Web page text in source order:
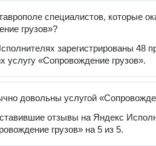
специалистов, которые
грузов»?
зарегистрированы 48
услугу «Сопровождение грузов».
довольны услугой
отзывы на Яндекс
грузов» на 5 из 5.